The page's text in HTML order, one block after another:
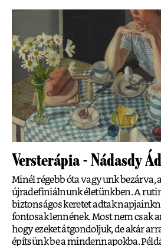
Versterápia - Nádasdy
Minél régebb óta vagyunk bezárva,
újradefiniálnunk életünkben. A
biztonságos keretet adtak
fontosak lennének. Most nem csak
hogy ezeket átgondoljuk, de akár
építsünk be a mindennapokba.